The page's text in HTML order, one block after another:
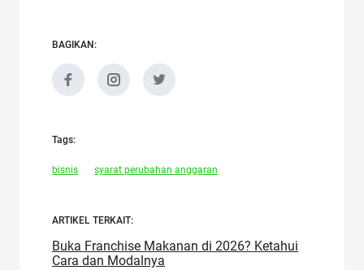
BAGIKAN:
Tags:
bisnis syarat perubahan anggaran
ARTIKEL TERKAIT:
Buka Franchise Makanan di 2026? Ketahui
Cara dan Modalnya